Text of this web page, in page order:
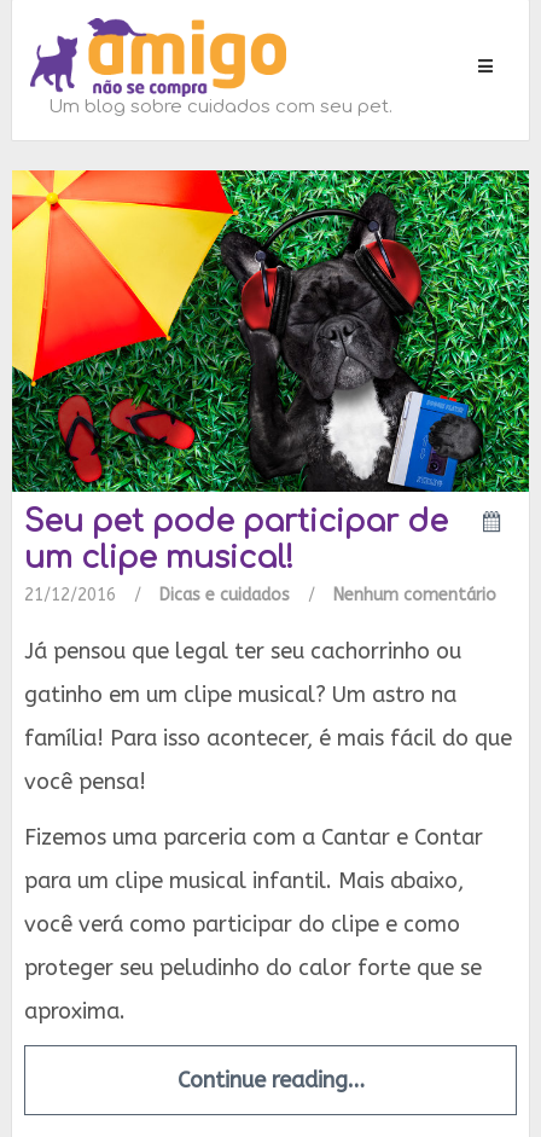
Toggle
Um blog sobre cuidados com seu pet.
Seu pet pode participar de
um clipe musical!
21/12/2016 / Dicas e cuidados / Nenhum comentário
Já pensou que legal ter seu cachorrinho ou
gatinho em um clipe musical? Um astro na
família! Para isso acontecer, é mais fácil do que
você pensa!
Fizemos uma parceria com a Cantar e Contar
para um clipe musical infantil. Mais abaixo,
você verá como participar do clipe e como
proteger seu peludinho do calor forte que se
aproxima.
Continue reading…